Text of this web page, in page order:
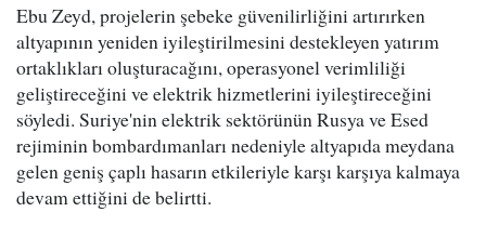
Ebu Zeyd, projelerin şebeke güvenilirliğini artırırken
altyapının yeniden iyileştirilmesini destekleyen yatırım
ortaklıkları oluşturacağını, operasyonel verimliliği
geliştireceğini ve elektrik hizmetlerini iyileştireceğini
söyledi. Suriye'nin elektrik sektörünün Rusya ve Esed
rejiminin bombardımanları nedeniyle altyapıda meydana
gelen geniş çaplı hasarın etkileriyle karşı karşıya kalmaya
devam ettiğini de belirtti.